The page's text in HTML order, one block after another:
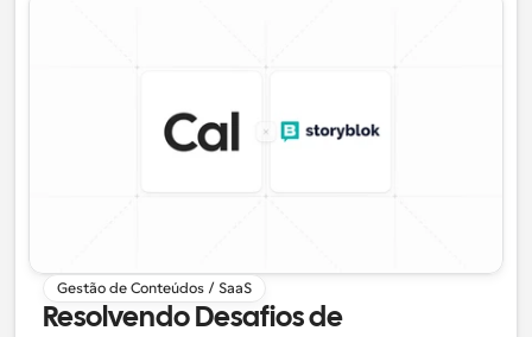
Gestão de Conteúdos / SaaS
Resolvendo Desafios de